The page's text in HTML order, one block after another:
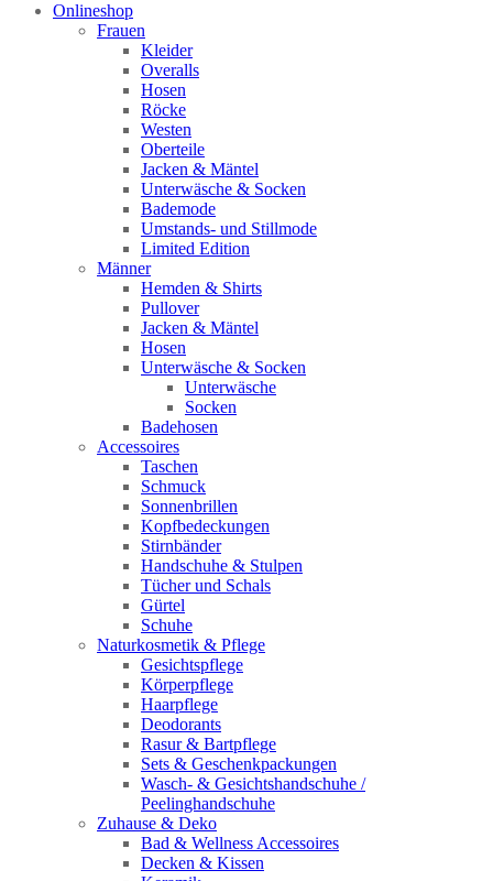
Onlineshop
Frauen
Kleider
Overalls
Hosen
Röcke
Westen
Oberteile
Jacken & Mäntel
Unterwäsche & Socken
Bademode
Umstands- und Stillmode
Limited Edition
Männer
Hemden & Shirts
Pullover
Jacken & Mäntel
Hosen
Unterwäsche & Socken
Unterwäsche
Socken
Badehosen
Accessoires
Taschen
Schmuck
Sonnenbrillen
Kopfbedeckungen
Stirnbänder
Handschuhe & Stulpen
Tücher und Schals
Gürtel
Schuhe
Naturkosmetik & Pflege
Gesichtspflege
Körperpflege
Haarpflege
Deodorants
Rasur & Bartpflege
Sets & Geschenkpackungen
Wasch‑ & Gesichtshandschuhe /
Peelinghandschuhe
Zuhause & Deko
Bad & Wellness Accessoires
Decken & Kissen